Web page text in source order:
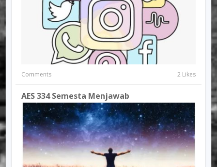
Comments 2 Likes
AES 334 Semesta Menjawab